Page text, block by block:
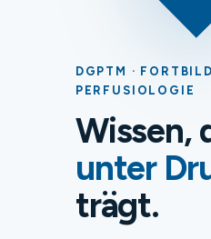
DGPTM ·
PERFUSIOLOGIE
Wissen,
unter
trägt.